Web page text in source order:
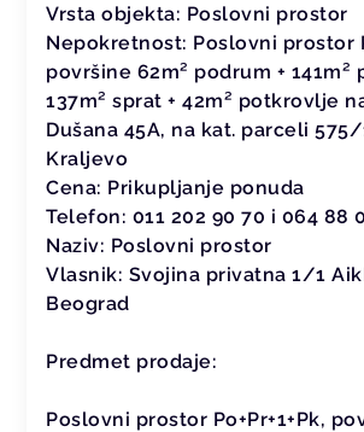
Vrsta objekta: Poslovni prostor
Nepokretnost: Poslovni prostor
površine 62m² podrum + 141m²
137m² sprat + 42m² potkrovlje
Dušana 45A, na kat. parceli 575/
Kraljevo
Cena: Prikupljanje ponuda
Telefon: 011 202 90 70 i 064 88
Naziv: Poslovni prostor
Vlasnik: Svojina privatna 1/1
Beograd
Predmet prodaje:
Poslovni prostor Po+Pr+1+Pk,